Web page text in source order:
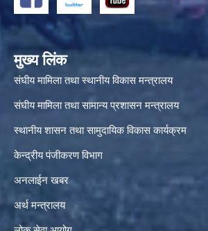
मुख्य लिंक
संघीय मामिला तथा स्थानीय विकास मन्त्रालय
संघीय मामिला तथा सामान्य प्रशासन मन्त्रालय
स्थानीय शासन तथा सामुदायिक विकास कार्यक्रम
केन्द्रीय पंजीकरण विभाग
अनलाईन खबर
अर्थ मन्त्रालय